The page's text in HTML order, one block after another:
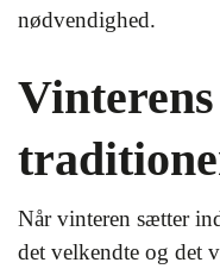
nødvendighed.
Når vinteren sætter
det velkendte og det